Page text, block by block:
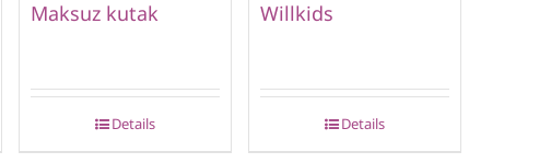
Maksuz kutak
Details
Willkids
Details